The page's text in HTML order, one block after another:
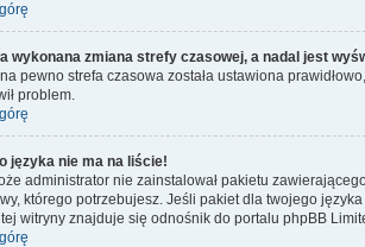
wykonana zmiana strefy czasowej, a nadal jest
pewno strefa czasowa została ustawiona
problem.
języka nie ma na liście!
administrator nie zainstalował pakietu
którego potrzebujesz. Jeśli pakiet dla twojego
witryny znajduje się odnośnik do portalu phpBB